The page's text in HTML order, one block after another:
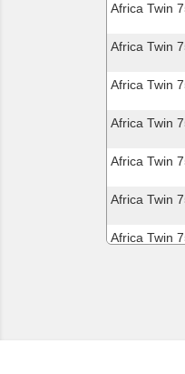
Africa Twin
Africa Twin
Africa Twin
Africa Twin
Africa Twin
Africa Twin
Africa Twin